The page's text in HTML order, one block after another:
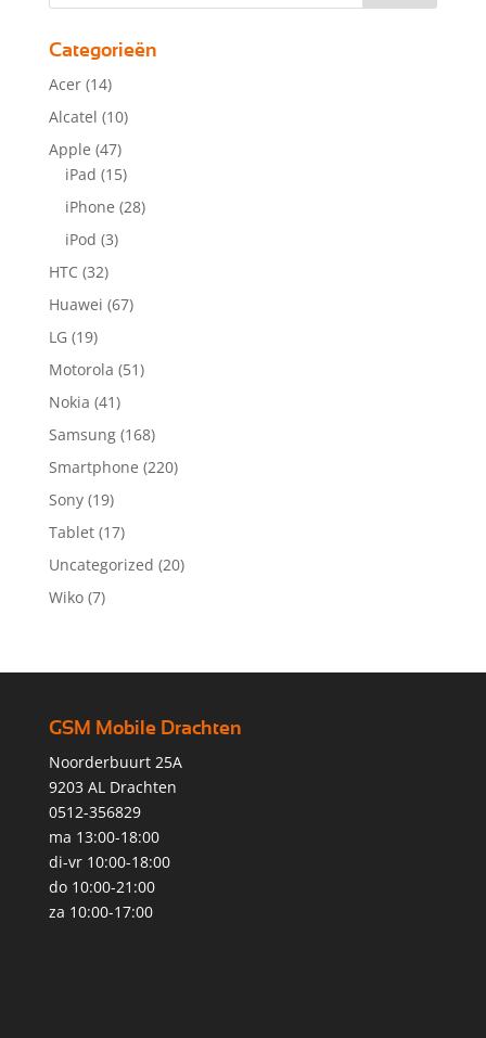
Categorieën
Acer (14)
Alcatel (10)
Apple (47)
iPad (15)
iPhone (28)
iPod (3)
HTC (32)
Huawei (67)
LG (19)
Motorola (51)
Nokia (41)
Samsung (168)
Smartphone (220)
Sony (19)
Tablet (17)
Uncategorized (20)
Wiko (7)
GSM Mobile Drachten
Noorderbuurt 25A
9203 AL Drachten
0512-356829
ma 13:00-18:00
di-vr 10:00-18:00
do 10:00-21:00
za 10:00-17:00